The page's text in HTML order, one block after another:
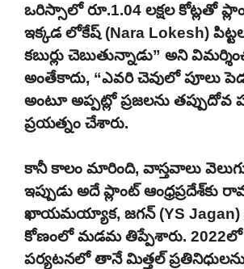
ఒరిస్సాలో రూ.1.04 లక్షల కోట్లతో
ఇక్కడ లోకేష్ (Nara Lokesh)
కబుర్లు చెబుతున్నాడు” అని
అంతేకాదు, “ఎవరి చెవులో పూలు
అంటూ అప్పట్లో ప్రజలను తప్పుదోవ
ప్రయత్నం చేశారు.
కానీ కాలం మారింది, వాస్తవాలు
ఇప్పుడు అదే ప్లాంట్ ఆంధ్రప్రదేశ్‌కు
ఖాయమయ్యాక, జగన్ (YS Jagan)
కోణంలో మడమ తిప్పేశారు.
పర్యటనలో తానే మిత్తల్